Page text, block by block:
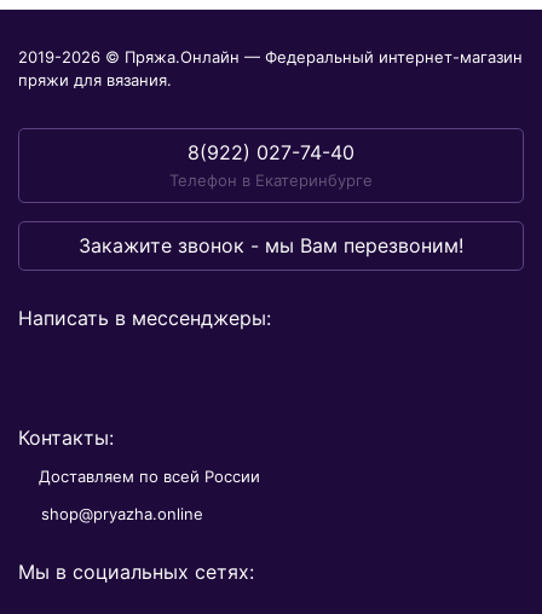
2019-2026 © Пряжа.Онлайн — Федеральный интернет-магазин
пряжи для вязания.
8(922) 027-74-40
Телефон в Екатеринбурге
Закажите звонок - мы Вам перезвоним!
Написать в мессенджеры:
Контакты:
Доставляем по всей России
shop@pryazha.online
Мы в социальных сетях: